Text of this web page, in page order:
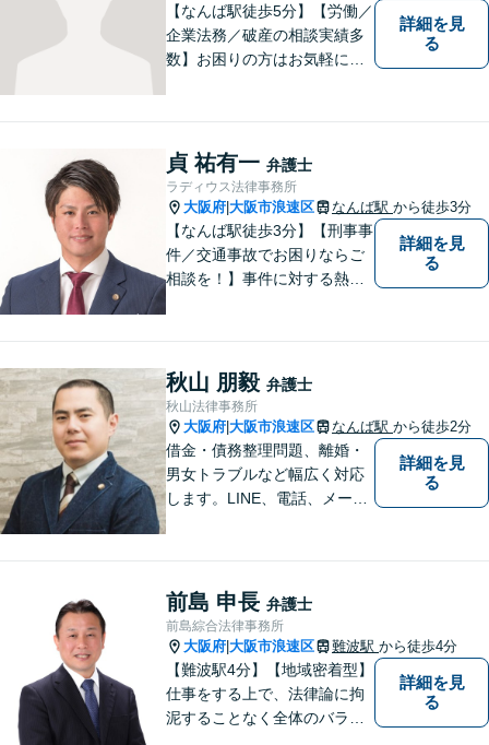
【なんば駅徒歩5分】【労働／
企業法務／破産の相談実績多
数】お困りの方はお気軽にご
詳細を見
る
貞 祐有一 弁護士
ラディウス法律事務所
大阪府 大阪市浪速区 なんば駅 から徒歩3分
【なんば駅徒歩3分】【刑事事
件／交通事故でお困りならご
相談を！】事件に対する熱い
の弁護を大切にしておりま
す。【LINEやメールの問い合
わせ可】
詳細を見
る
秋山 朋毅 弁護士
秋山法律事務所
大阪府 大阪市浪速区 なんば駅 から徒歩2分
借金・債務整理問題、離婚・
男女トラブルなど幅広く対応
します。LINE、電話、メー
をできるだけ少なく！相談し
やすい環境づくりに努め、納
得できる解決を目指します！
詳細を見
る
前島 申長 弁護士
前島綜合法律事務所
大阪府 大阪市浪速区 難波駅 から徒歩4分
【難波駅4分】【地域密着型】
仕事をする上で、法律論に拘
泥することなく全体のバラン
詳細を見
る